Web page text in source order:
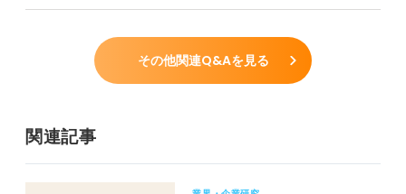
その他関連Q&Aを見る
関連記事